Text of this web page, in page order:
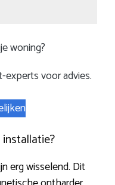
woning?
voor advies.
erg wisselend. Dit